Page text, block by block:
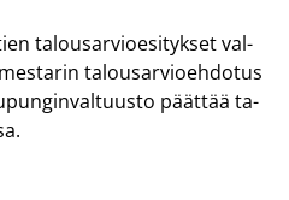
ta­lous­ar­vio­esi­tyk­set val­
ta­lous­ar­vio­eh­do­tus
päät­tää ta­